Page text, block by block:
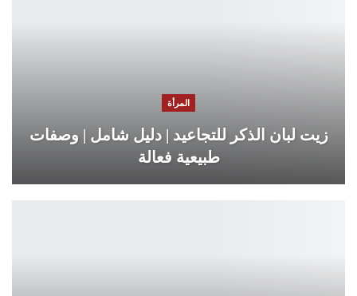
المرأة
زيت لبان الذكر للتجاعيد | دليل شامل | وصفات
طبيعية فعالة